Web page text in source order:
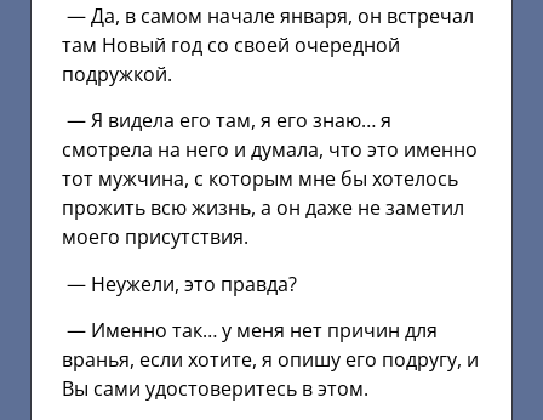
— Да, в самом начале января, он встречал
там Новый год со своей очередной
подружкой.
— Я видела его там, я его знаю… я
смотрела на него и думала, что это именно
тот мужчина, с которым мне бы хотелось
прожить всю жизнь, а он даже не заметил
моего присутствия.
— Неужели, это правда?
— Именно так… у меня нет причин для
вранья, если хотите, я опишу его подругу, и
Вы сами удостоверитесь в этом.